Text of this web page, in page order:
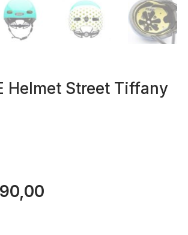
Helmet Street Tiffany
90,00Il